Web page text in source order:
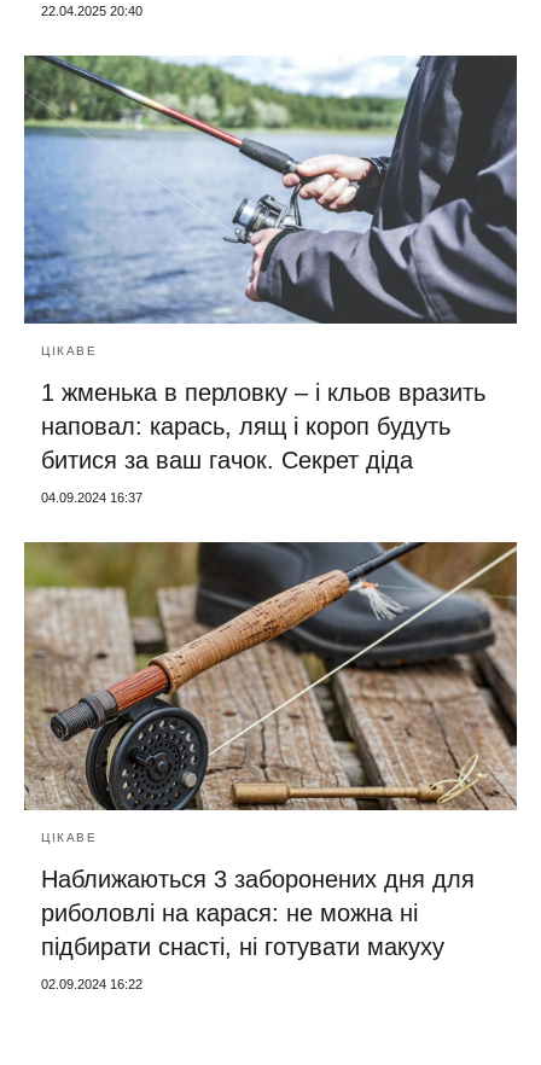
22.04.2025 20:40
ЦІКАВЕ
1 жменька в перловку – і кльов вразить
наповал: карась, лящ і короп будуть
битися за ваш гачок. Секрет діда
04.09.2024 16:37
ЦІКАВЕ
Наближаються 3 заборонених дня для
риболовлі на карася: не можна ні
підбирати снасті, ні готувати макуху
02.09.2024 16:22